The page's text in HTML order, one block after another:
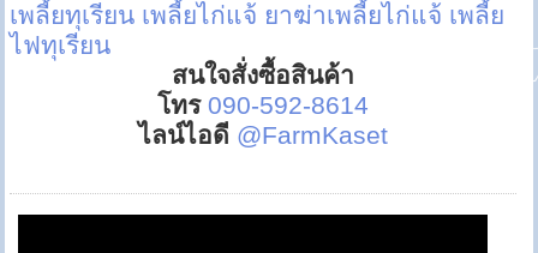
เพลี้ยทุเรียน เพลี้ยไก่แจ้ ยาฆ่าเพลี้ยไก่แจ้ เพลี้ย
ไฟทุเรียน
สนใจสั่งซื้อสินค้า
โทร 090-592-8614
ไลน์ไอดี @FarmKaset